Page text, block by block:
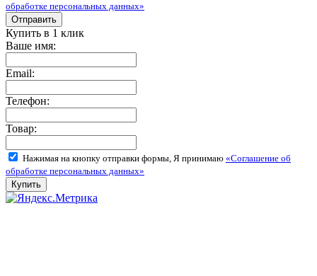
обработке персональных данных»
Купить в 1 клик
Ваше имя:
Email:
Телефон:
Товар:
Нажимая на кнопку отправки формы, Я принимаю «Соглашение об
обработке персональных данных»